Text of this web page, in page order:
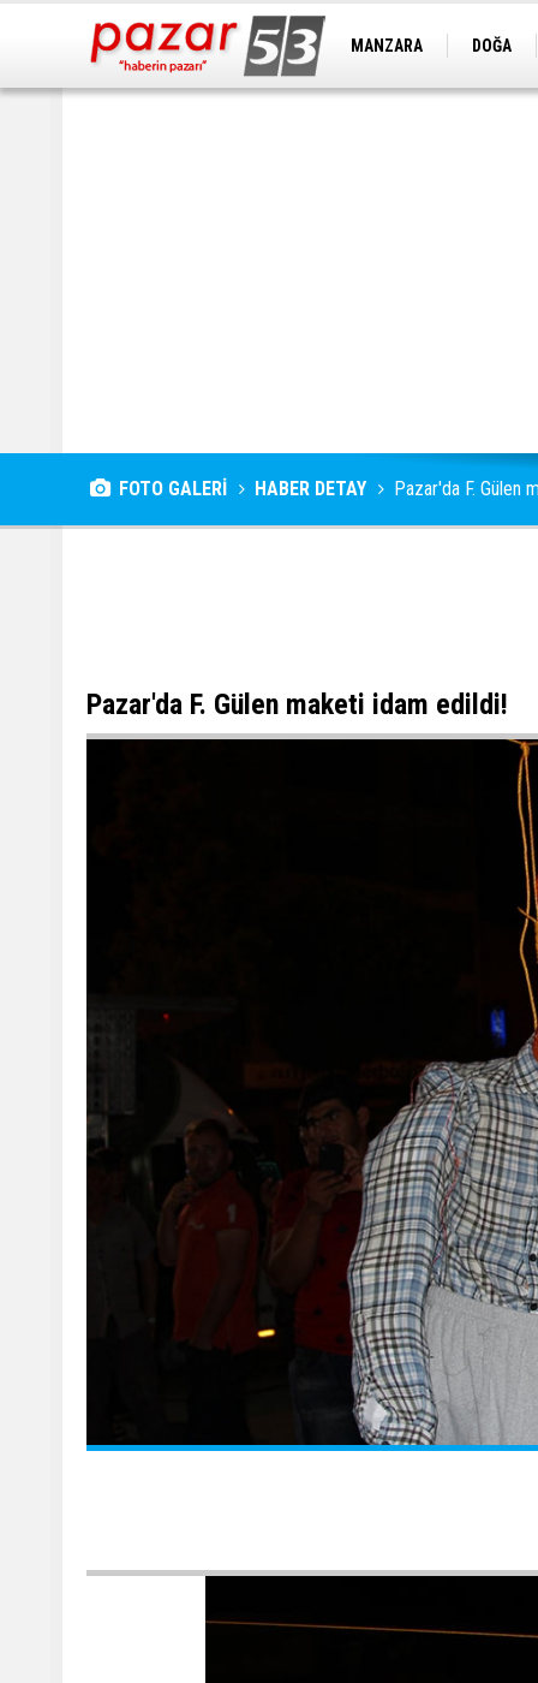
MANZARA DOĞA
FOTO GALERİ HABER DETAY Pazar'da F. Gülen
Pazar'da F. Gülen maketi idam edildi!